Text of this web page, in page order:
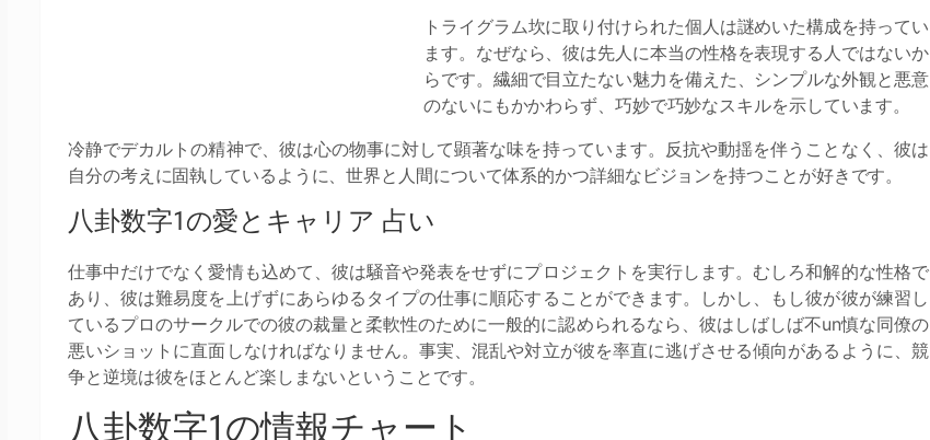
トライグラム坎に取り付けられた個人は謎めいた構成を持ってい
ます。なぜなら、彼は先人に本当の性格を表現する人ではないか
らです。繊細で目立たない魅力を備えた、シンプルな外観と悪意
のないにもかかわらず、巧妙で巧妙なスキルを示しています。
冷静でデカルトの精神で、彼は心の物事に対して顕著な味を持っています。反抗や動揺を伴うことなく、彼は
自分の考えに固執しているように、世界と人間について体系的かつ詳細なビジョンを持つことが好きです。
八卦数字1の愛とキャリア 占い
仕事中だけでなく愛情も込めて、彼は騒音や発表をせずにプロジェクトを実行します。むしろ和解的な性格で
あり、彼は難易度を上げずにあらゆるタイプの仕事に順応することができます。しかし、もし彼が彼が練習し
ているプロのサークルでの彼の裁量と柔軟性のために一般的に認められるなら、彼はしばしば不un慎な同僚の
悪いショットに直面しなければなりません。事実、混乱や対立が彼を率直に逃げさせる傾向があるように、競
争と逆境は彼をほとんど楽しまないということです。
八卦数字1の情報チャート